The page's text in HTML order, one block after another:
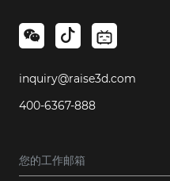
inquiry@raise3d.com
400-6367-888